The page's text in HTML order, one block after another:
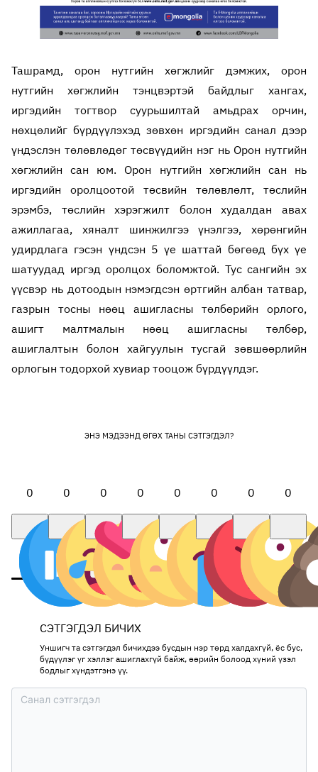
Ташрамд, орон нутгийн хөгжлийг дэмжих, орон
нутгийн хөгжлийн тэнцвэртэй байдлыг хангах,
иргэдийн тогтвор суурьшилтай амьдрах орчин,
нөхцөлийг бүрдүүлэхэд зөвхөн иргэдийн санал дээр
үндэслэн төлөвлөдөг төсвүүдийн нэг нь Орон нутгийн
хөгжлийн сан юм. Орон нутгийн хөгжлийн сан нь
иргэдийн оролцоотой төсвийн төлөвлөлт, төслийн
эрэмбэ, төслийн хэрэгжилт болон худалдан авах
ажиллагаа, хяналт шинжилгээ үнэлгээ, хөрөнгийн
удирдлага гэсэн үндсэн 5 үе шаттай бөгөөд бүх үе
шатуудад иргэд оролцох боломжтой. Тус сангийн эх
үүсвэр нь дотоодын нэмэгдсэн өртгийн албан татвар,
газрын тосны нөөц ашигласны төлбөрийн орлого,
ашигт малтмалын нөөц ашигласны төлбөр,
ашиглалтын болон хайгуулын тусгай зөвшөөрлийн
орлогын тодорхой хувиар тооцож бүрдүүлдэг.
ЭНЭ МЭДЭЭНД ӨГӨХ ТАНЫ СЭТГЭГДЭЛ?
0 0 0 0 0 0 0 0
СЭТГЭГДЭЛ БИЧИХ
Уншигч та сэтгэгдэл бичихдээ бусдын нэр төрд халдахгүй, ёс бус,
бүдүүлэг үг хэллэг ашиглахгүй байж, өөрийн болоод хүний үзэл
бодлыг хүндэтгэнэ үү.